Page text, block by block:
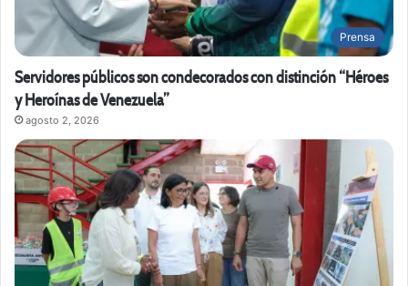
Prensa
Servidores públicos son condecorados con distinción “Héroes
y Heroínas de Venezuela”
agosto 2, 2026